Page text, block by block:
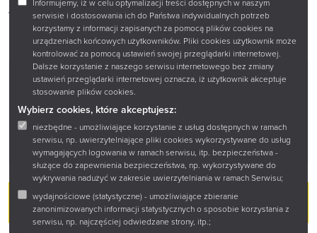
Informujemy, iż w celu optymalizacji treści dostępnych w naszym
serwisie i dostosowania ich do Państwa indywidualnych potrzeb
korzystamy z informacji zapisanych za pomocą plików cookies na
urządzeniach końcowych użytkowników. Pliki cookies użytkownik może
kontrolować za pomocą ustawień swojej przeglądarki internetowej.
Dalsze korzystanie z naszego serwisu internetowego bez zmiany
ustawień przeglądarki internetowej oznacza, iż użytkownik akceptuje
stosowanie plików cookies.
Wybierz cookies, które akceptujesz:
niezbędne - umożliwiające korzystanie z usług dostępnych w ramach
serwisu, np. uwierzytelniające pliki cookies wykorzystywane do usług
wymagających logowania w ramach serwisu, itp. bezpieczeństwa -
służące do zapewnienia bezpieczeństwa, np. wykorzystywane do
wykrywania nadużyć w zakresie uwierzytelniania w ramach Serwisu;
wydajnościowe (statystyczne) - umożliwiające zbieranie
zanonimizowanych informacji statystycznych o sposobie korzystania z
serwisu, np. najczęściej odwiedzane strony, itp.;
Wstęp wolny.
KSIĄŻNICA PODLASKA - GALERIA PARTER
Marii Curie-Skłodowskiej 14A
WSTĘP WOLNY